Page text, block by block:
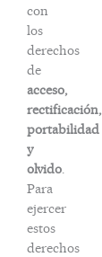
con
los
derechos
de
acceso,
rectificación,
portabilidad
y
olvido.
Para
ejercer
estos
derechos